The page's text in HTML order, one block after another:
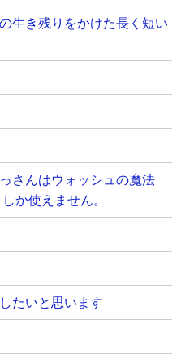
生き残りをかけた長く短い
さんはウォッシュの魔法
か使えません。
たいと思います